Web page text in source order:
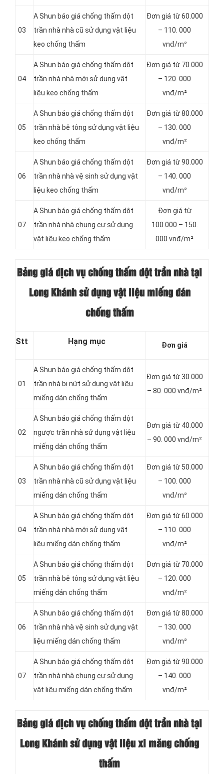
03
A Shun báo giá chống thấm dột
trần nhà nhà cũ sử dụng vật liệu
keo chống thấm
Đơn giá từ 60.000
– 110. 000
vnđ/m²
04
A Shun báo giá chống thấm dột
trần nhà nhà mới sử dụng vật
liệu keo chống thấm
Đơn giá từ 70.000
– 120. 000
vnđ/m²
05
A Shun báo giá chống thấm dột
trần nhà bê tông sử dụng vật liệu
keo chống thấm
Đơn giá từ 80.000
– 130. 000
vnđ/m²
06
A Shun báo giá chống thấm dột
trần nhà nhà vệ sinh sử dụng vật
liệu keo chống thấm
Đơn giá từ 90.000
– 140. 000
vnđ/m²
07
A Shun báo giá chống thấm dột
trần nhà nhà chung cư sử dụng
vật liệu keo chống thấm
Đơn giá từ
100.000 – 150.
000 vnđ/m²
Bảng giá dịch vụ chống thấm dột trần nhà tại
Long Khánh sử dụng vật liệu miếng dán
chống thấm
Stt Hạng mục Đơn giá
01
A Shun báo giá chống thấm dột
trần nhà bị nứt sử dụng vật liệu
miếng dán chống thấm
Đơn giá từ 30.000
– 80. 000 vnđ/m²
02
A Shun báo giá chống thấm dột
ngược trần nhà sử dụng vật liệu
miếng dán chống thấm
Đơn giá từ 40.000
– 90. 000 vnđ/m²
03
A Shun báo giá chống thấm dột
trần nhà nhà cũ sử dụng vật liệu
miếng dán chống thấm
Đơn giá từ 50.000
– 100. 000
vnđ/m²
04
A Shun báo giá chống thấm dột
trần nhà nhà mới sử dụng vật
liệu miếng dán chống thấm
Đơn giá từ 60.000
– 110. 000
vnđ/m²
05
A Shun báo giá chống thấm dột
trần nhà bê tông sử dụng vật liệu
miếng dán chống thấm
Đơn giá từ 70.000
– 120. 000
vnđ/m²
06
A Shun báo giá chống thấm dột
trần nhà nhà vệ sinh sử dụng vật
liệu miếng dán chống thấm
Đơn giá từ 80.000
– 130. 000
vnđ/m²
07
A Shun báo giá chống thấm dột
trần nhà nhà chung cư sử dụng
vật liệu miếng dán chống thấm
Đơn giá từ 90.000
– 140. 000
vnđ/m²
Bảng giá dịch vụ chống thấm dột trần nhà tại
Long Khánh sử dụng vật liệu xi măng chống
thấm